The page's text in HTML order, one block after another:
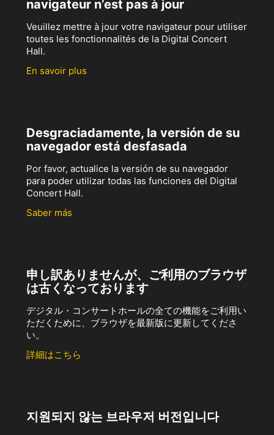
navigateur n’est pas à jour
Veuillez mettre à jour votre navigateur pour utiliser
toutes les fonctionnalités de la Digital Concert
Hall.
En savoir plus
Desgraciadamente, la versión de su
navegador está desfasada
Por favor, actualice la versión de su navegador
para poder utilizar todas las funciones del Digital
Concert Hall.
Saber más
申し訳ありませんが、ご利用のブラウザ
は古くなっております
デジタル・コンサートホールの全ての機能をご利用い
ただくために、ブラウザを最新版に更新してくださ
い。
詳細はこちら
지원되지 않는 브라우저 버전입니다